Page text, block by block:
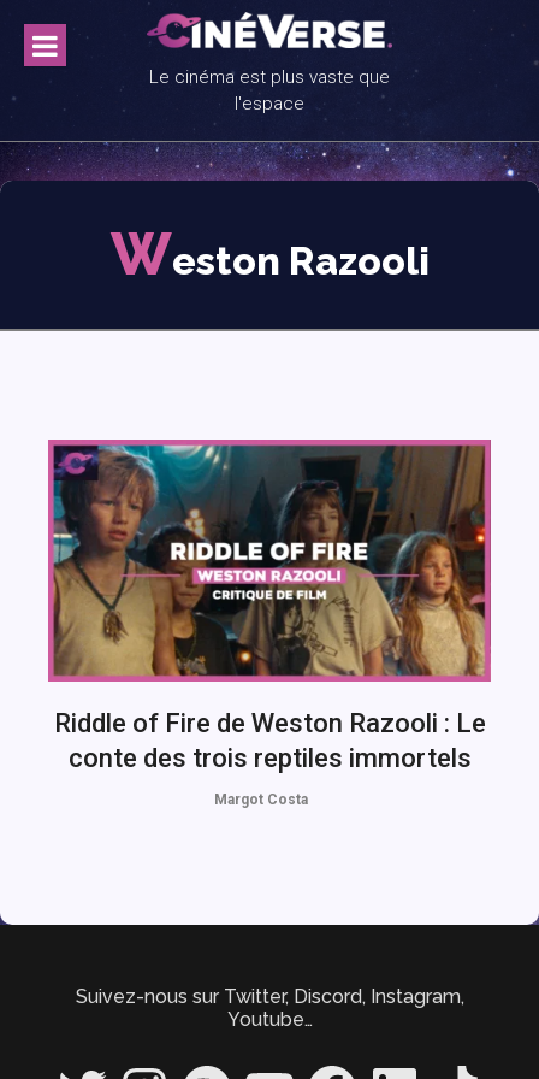
content
Le cinéma est plus vaste que
l'espace
Weston Razooli
Riddle of Fire de Weston Razooli : Le
conte des trois reptiles immortels
Margot Costa
Suivez-nous sur Twitter, Discord, Instagram,
Youtube…
Twitter InstagramSpotify YouTube FacebookLinkedIn TikTok